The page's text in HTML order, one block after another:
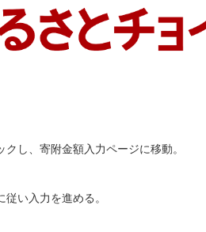
し、寄附金額入力ページに移動。
従い入力を進める。